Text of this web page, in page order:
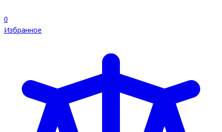
0
Избранное